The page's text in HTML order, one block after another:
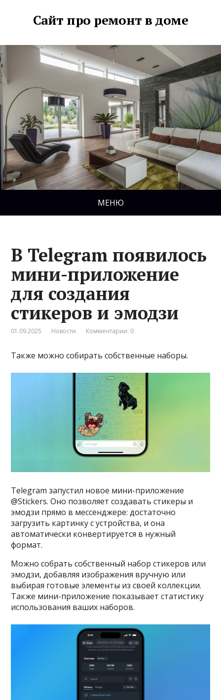
Сайт про ремонт в доме
МЕНЮ
В Telegram появилось
мини-приложение
для создания
стикеров и эмодзи
01.09.2025 Новости Комментарии: 0
Также можно собирать собственные наборы.
Telegram запустил новое мини-приложение
@Stickers. Оно позволяет создавать стикеры и
эмодзи прямо в мессенджере: достаточно
загрузить картинку с устройства, и она
автоматически конвертируется в нужный
формат.
Можно собрать собственный набор стикеров или
эмодзи, добавляя изображения вручную или
выбирая готовые элементы из своей коллекции.
Также мини-приложение показывает статистику
использования ваших наборов.